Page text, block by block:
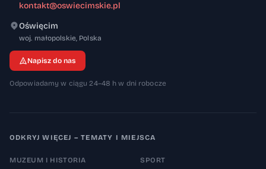
kontakt@oswiecimskie.pl
Oświęcim
woj. małopolskie, 32-600
Polska
Napisz do nas
Odpowiadamy w ciągu 24–48 h w dni robocze
ODKRYJ WIĘCEJ – TEMATY I MIEJSCA
MUZEUM I HISTORIA SPORT